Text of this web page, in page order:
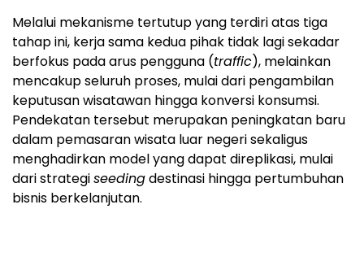
Melalui mekanisme tertutup yang terdiri atas tiga
tahap ini, kerja sama kedua pihak tidak lagi sekadar
berfokus pada arus pengguna (traffic), melainkan
mencakup seluruh proses, mulai dari pengambilan
keputusan wisatawan hingga konversi konsumsi.
Pendekatan tersebut merupakan peningkatan baru
dalam pemasaran wisata luar negeri sekaligus
menghadirkan model yang dapat direplikasi, mulai
dari strategiseedingdestinasi hingga pertumbuhan
bisnis berkelanjutan.